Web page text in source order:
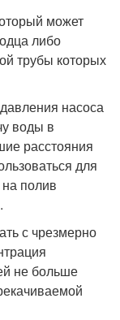
для скважины
для колодца
с дизельным
может
либо
трубы которых
насоса
воды в
расстояния
для
полив
с чрезмерно
не больше